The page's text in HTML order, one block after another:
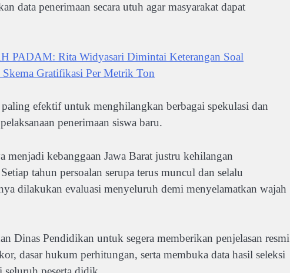
data penerimaan secara utuh agar masyarakat dapat
PADAM: Rita Widyasari Dimintai Keterangan Soal
Gratifikasi Per Metrik Ton
efektif untuk menghilangkan berbagai spekulasi dan
penerimaan siswa baru.
menjadi kebanggaan Jawa Barat justru kehilangan
tahun persoalan serupa terus muncul dan selalu
dilakukan evaluasi menyeluruh demi menyelamatkan wajah
Dinas Pendidikan untuk segera memberikan penjelasan resmi
dasar hukum perhitungan, serta membuka data hasil seleksi